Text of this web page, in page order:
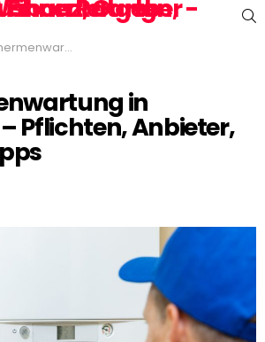
– Pflichten, Anbieter, Ablauf – Tipps
in
Pflichten, Anbieter,